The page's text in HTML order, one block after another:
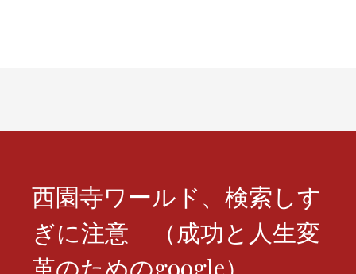
ョ
西園寺ワールド、検索しす
ぎに注意 （成功と人生変
革のためのgoogle）